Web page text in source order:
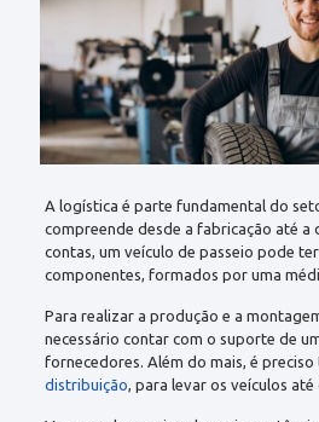
A logística é parte fundamental do
compreende desde a fabricação até a
contas, um veículo de passeio pode
componentes, formados por uma
Para realizar a produção e a
necessário contar com o suporte de
fornecedores. Além do mais, é preciso
distribuição , para levar os veículos até